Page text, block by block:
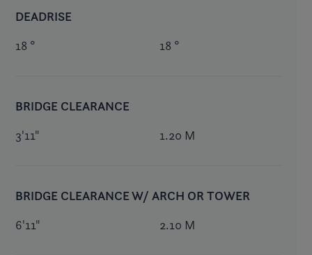
DEADRISE
18 ° 18 °
BRIDGE CLEARANCE
3'11" 1.20 M
BRIDGE CLEARANCE W/ ARCH OR TOWER
6'11" 2.10 M